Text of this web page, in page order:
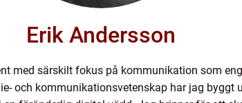
Erik Andersson
med särskilt fokus på kommunikation som
och kommunikationsvetenskap har jag byggt